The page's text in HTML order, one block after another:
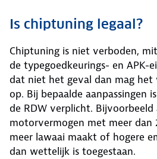
Is chiptuning legaal?
Chiptuning is niet verboden,
de typegoedkeurings- en APK-
dat niet het geval dan mag
op. Bij bepaalde aanpassingen
de RDW verplicht. Bijvoorbeeld
motorvermogen met meer
meer lawaai maakt of hogere
dan wettelijk is toegestaan.